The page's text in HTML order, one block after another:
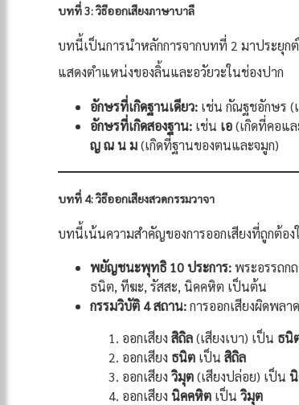
บทที่ 3: วิธีออกเสียงภาษาบาลี
บทนี้เป็นการนำหลักการจากบทที่ 2 มาประยุก
แสดงตำแหน่งของลิ้นและอวัยวะในช่องปาก
อักษรที่เกิดฐานเดียว: เช่น กัณฐชอักษร (
อักษรที่เกิดสองฐาน: เช่น เอ(เกิดที่คอแ
ญ ณ น ม(เกิดที่ฐานของตนและจมูก)
บทที่ 4: วิธีออกเสียงสวดกรรมวาจา
บทนี้เน้นความสำคัญของการออกเสียงที่ถูกต้อ
พยัญชนะพุทธิ 10 ประการ:พระอรรถก
ธนิต, ทีฆะ, รัสสะ, นิคคหิต เป็นต้น
กรรมวิบัติ 4 สถาน:การออกเสียงผิดพล
ออกเสียง สิถิล(เสียงเบา) เป็น ธนิ
ออกเสียง ธนิต เป็น สิถิล
ออกเสียง วิมุต(เสียงปล่อย) เป็น
ออกเสียง นิคคหิต เป็น วิมุต